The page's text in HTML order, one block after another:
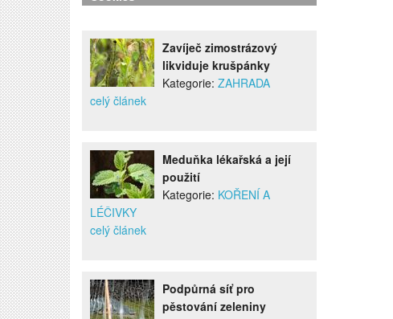
Zavíječ zimostrázový
likviduje krušpánky
Kategorie: ZAHRADA
celý článek
Meduňka lékařská a její
použití
Kategorie: KOŘENÍ A
LÉČIVKY
celý článek
Podpůrná síť pro
pěstování zeleniny